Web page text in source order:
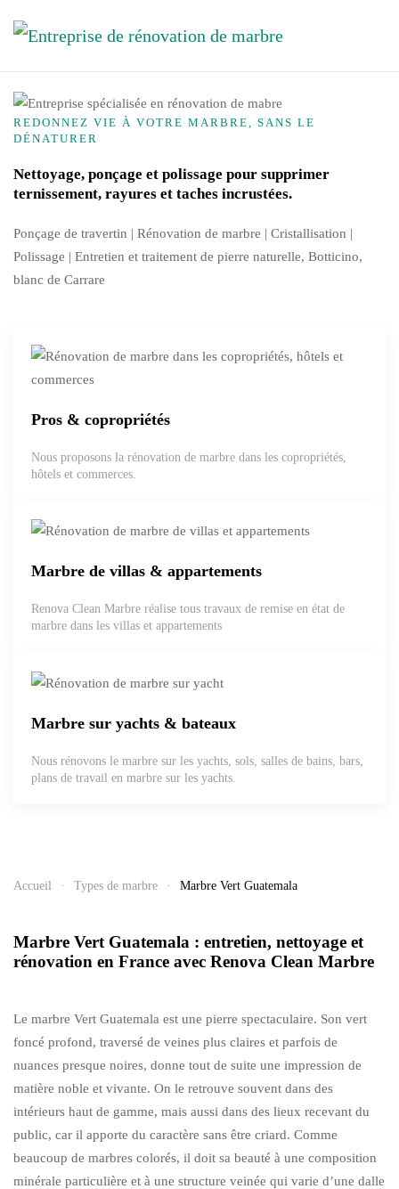
Accéder au contenu principal
REDONNEZ VIE À VOTRE MARBRE, SANS LE
DÉNATURER
Nettoyage, ponçage et polissage pour supprimer
ternissement, rayures et taches incrustées.
Ponçage de travertin | Rénovation de marbre | Cristallisation |
Polissage | Entretien et traitement de pierre naturelle, Botticino,
blanc de Carrare
Pros & copropriétés
Nous proposons la rénovation de marbre dans les copropriétés,
hôtels et commerces.
Marbre de villas & appartements
Renova Clean Marbre réalise tous travaux de remise en état de
marbre dans les villas et appartements
Marbre sur yachts & bateaux
Nous rénovons le marbre sur les yachts, sols, salles de bains, bars,
plans de travail en marbre sur les yachts.
Accueil Types de marbre Marbre Vert Guatemala
Marbre Vert Guatemala : entretien, nettoyage et
rénovation en France avec Renova Clean Marbre
Le marbre Vert Guatemala est une pierre spectaculaire. Son vert
foncé profond, traversé de veines plus claires et parfois de
nuances presque noires, donne tout de suite une impression de
matière noble et vivante. On le retrouve souvent dans des
intérieurs haut de gamme, mais aussi dans des lieux recevant du
public, car il apporte du caractère sans être criard. Comme
beaucoup de marbres colorés, il doit sa beauté à une composition
minérale particulière et à une structure veinée qui varie d’une dalle